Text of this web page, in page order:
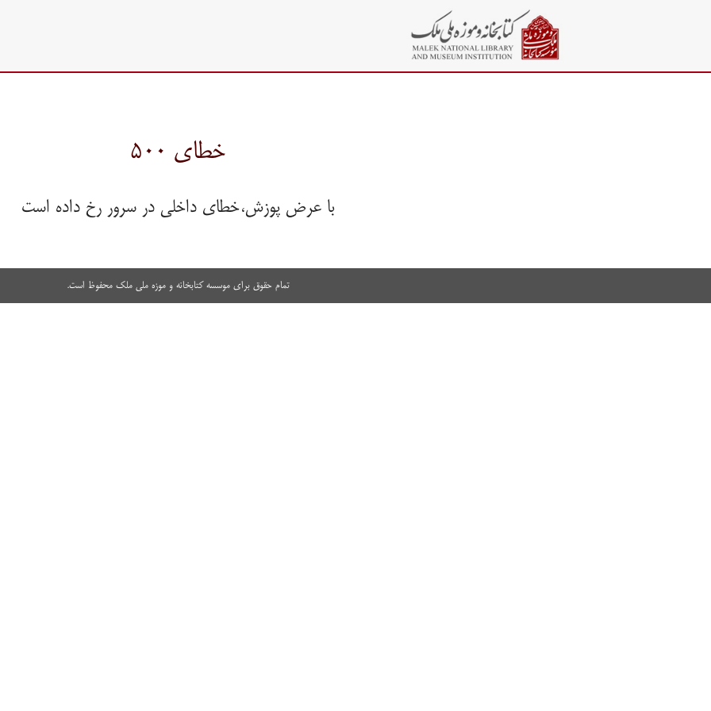
خطای ۵۰۰
با عرض پوزش،خطای داخلی در سرور رخ داده است
تمام حقوق برای موسسه کتابخانه و موزه ملی ملک محفوظ است.